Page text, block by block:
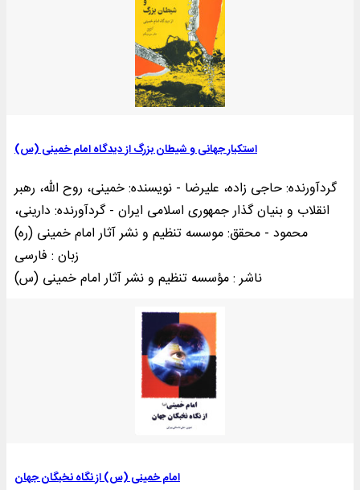
استکبار جهانی و شيطان بزرگ از ديدگاه امام خمينی (س)
گردآورنده: حاجی زاده، علیرضا - نویسنده: خمینی‌، روح الله، رهبر
انقلاب و بنیان گذار جمهوری اسلامی ایران - گردآورنده: دارینی،
محمود - محقق: موسسه تنظیم و نشر آثار امام خمینی (ره)
زبان : فارسی
ناشر : مؤسسه تنظيم و نشر آثار امام خمينی (س)
امام خمینی (س) از نگاه نخبگان جهان